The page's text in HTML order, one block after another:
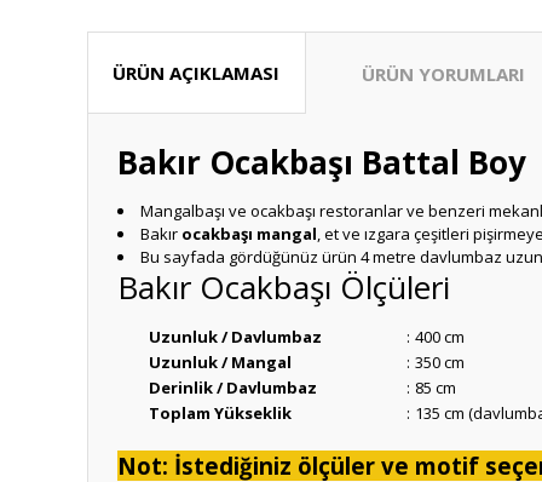
ÜRÜN AÇIKLAMASI ÜRÜN YORUMLARI
Bakır Ocakbaşı Battal Boy
Mangalbaşı ve ocakbaşı restoranlar ve benzeri
Bakır ocakbaşı mangal, et ve ızgara çeşitleri
Bu sayfada gördüğünüz ürün 4 metre davlumbaz
Bakır Ocakbaşı Ölçüleri
Uzunluk / Davlumbaz : 400 cm
Uzunluk / Mangal
: 350 cm
Derinlik / Davlumbaz
: 85 cm
Toplam Yükseklik
: 135 cm
Not: İstediğiniz ölçüler ve motif